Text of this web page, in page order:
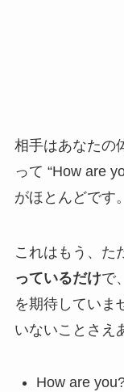
相手はあなたの
って “How are
がほとんどです。
これはもう、た
っているだけで
を期待していま
いないことさえ
How are